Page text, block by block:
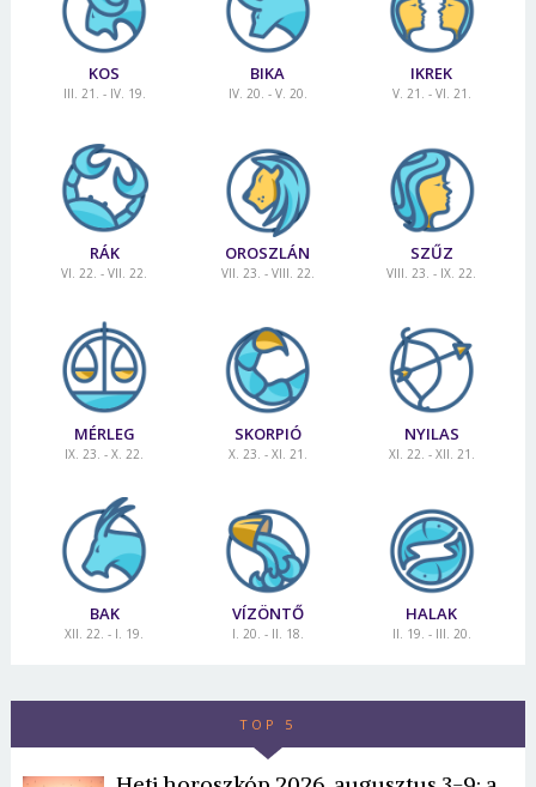
KOS
III. 21. - IV. 19.
BIKA
IV. 20. - V. 20.
IKREK
V. 21. - VI. 21.
RÁK
VI. 22. - VII. 22.
OROSZLÁN
VII. 23. - VIII. 22.
SZŰZ
VIII. 23. - IX. 22.
MÉRLEG
IX. 23. - X. 22.
SKORPIÓ
X. 23. - XI. 21.
NYILAS
XI. 22. - XII. 21.
BAK
XII. 22. - I. 19.
VÍZÖNTŐ
I. 20. - II. 18.
HALAK
II. 19. - III. 20.
TOP 5